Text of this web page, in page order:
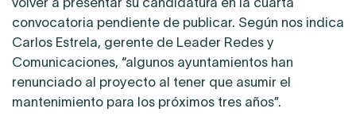
convocatoria pendiente de publicar. Según nos indica
Carlos Estrela, gerente de Leader Redes y
Comunicaciones, “algunos ayuntamientos han
renunciado al proyecto al tener que asumir el
mantenimiento para los próximos tres años”.